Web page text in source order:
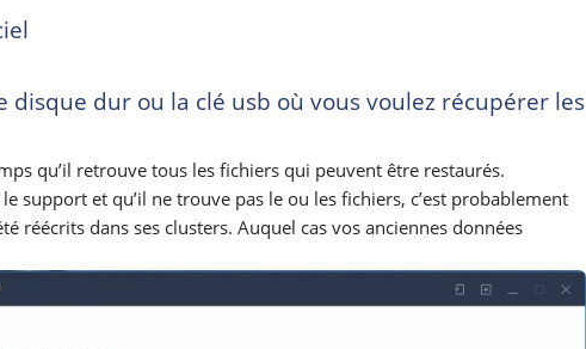
disque dur ou la clé usb où vous voulez récupérer les
qu’il retrouve tous les fichiers qui peuvent être restaurés.
support et qu’il ne trouve pas le ou les fichiers, c’est probablement
réécrits dans ses clusters. Auquel cas vos anciennes données